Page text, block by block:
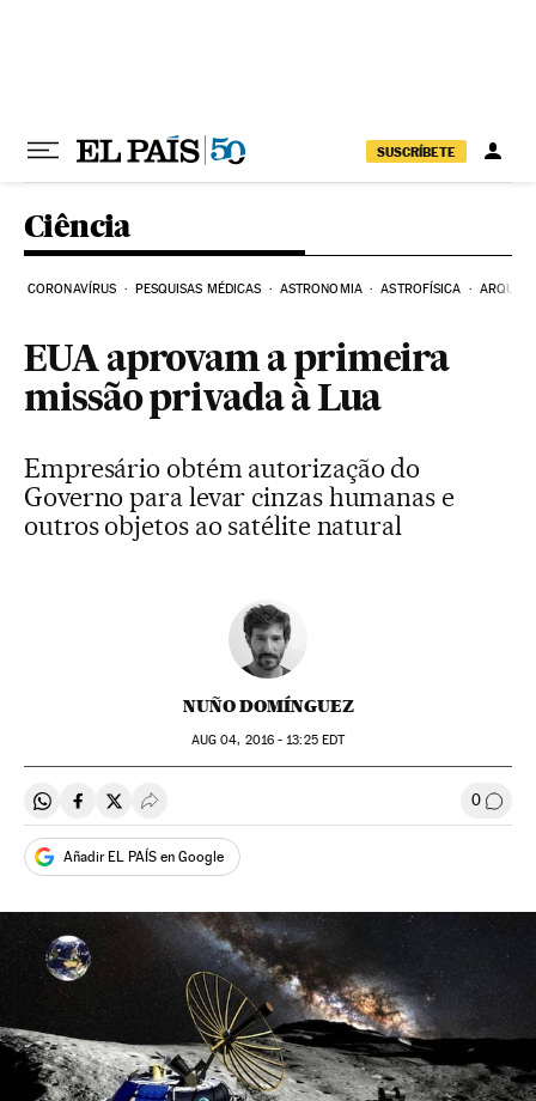
SUSCRÍBETE
Ciência
CORONAVÍRUS PESQUISAS MÉDICAS ASTRONOMIA ASTROFÍSICA
EUA aprovam a primeira
missão privada à Lua
Empresário obtém autorização do
Governo para levar cinzas humanas e
outros objetos ao satélite natural
NUÑO DOMÍNGUEZ
AUG 04, 2016 - 13:25EDT
Compartir en Whatsapp
Compartir en Facebook
Compartir en Twitter
Desplegar Redes Sociales 0
Añadir EL PAÍS en Google